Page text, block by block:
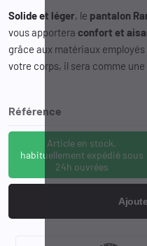
Solide et léger, le pantalon
vous apportera confort et
grâce aux matériaux
votre corps, il sera comme
Référence
Article en stock,
habituellement expédié sous
24h ouvrées